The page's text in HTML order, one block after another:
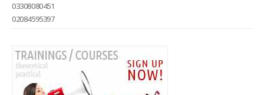
03308080451
02084595397